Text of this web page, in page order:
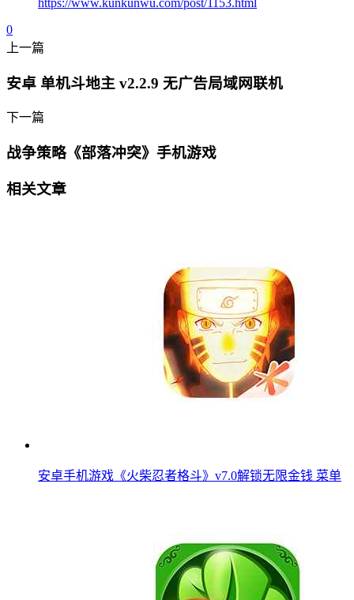
0
上一篇
安卓 单机斗地主 v2.2.9 无广告局域网联机
下一篇
战争策略《部落冲突》手机游戏
相关文章
安卓手机游戏《火柴忍者格斗》v7.0解锁无限金钱 菜单